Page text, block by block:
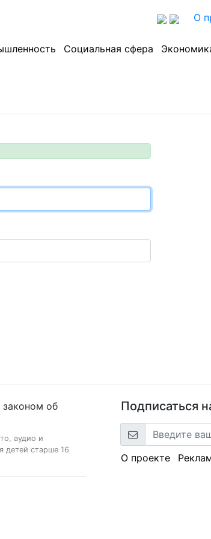
О
Социальная сфера
об
аудио и
детей старше 16
Подписаться
О проекте